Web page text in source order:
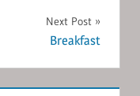
Next Post
Breakfast